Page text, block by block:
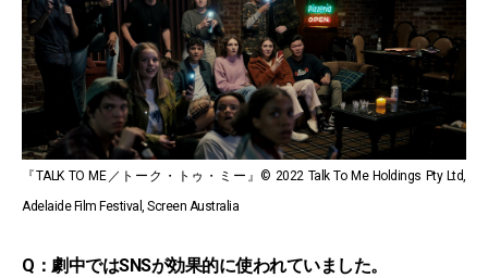
『TALK TO ME／トーク・トゥ・ミー』© 2022 Talk To Me Holdings Pty Ltd,
Adelaide Film Festival, Screen Australia
Q：劇中ではSNSが効果的に使われていました。